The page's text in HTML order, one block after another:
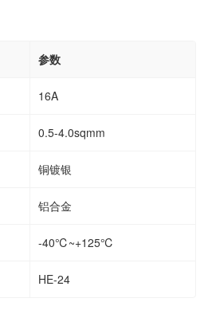
参数
16A
0.5-4.0sqmm
铜镀银
铝合金
-40℃~+125℃
HE-24